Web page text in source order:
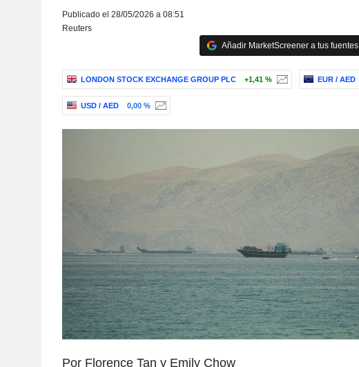
Publicado el 28/05/2026 a 08:51
Reuters
Añadir MarketScreener a tus fuentes
LONDON STOCK EXCHANGE GROUP PLC +1,41 % EUR / AED
USD / AED 0,00 %
Por Florence Tan y Emily Chow